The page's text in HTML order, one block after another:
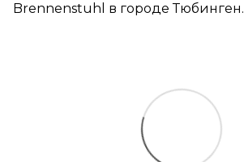
Brennenstuhl в городе Тюбинген.